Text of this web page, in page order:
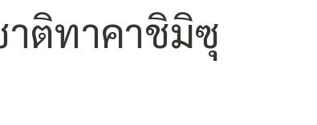
ติทาคาชิมิซุ